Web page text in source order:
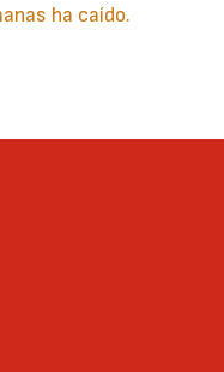
ha caído.